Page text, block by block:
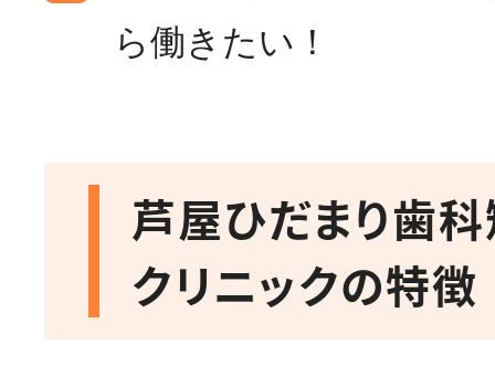
ら働きたい！
芦屋ひだまり歯
クリニックの特徴